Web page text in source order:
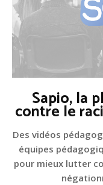
Sapio, la
contre le
Des vidéos
équipes
pour mieux lutter